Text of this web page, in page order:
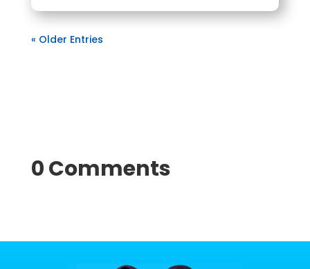
« Older Entries
0 Comments